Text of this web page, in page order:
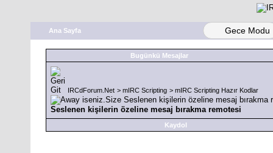
Ana Sayfa Gece Modu
Bugünkü Mesajlar
IRCdForum.Net > mIRC Scripting > mIRC Scripting Hazır Kodlar
Seslenen kişilerin özeline mesaj bırakma remotesi
Kaydol